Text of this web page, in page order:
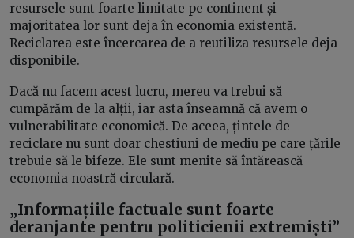
resursele sunt foarte limitate pe continent și
majoritatea lor sunt deja în economia existentă.
Reciclarea este încercarea de a reutiliza resursele deja
disponibile.
Dacă nu facem acest lucru, mereu va trebui să
cumpărăm de la alții, iar asta înseamnă că avem o
vulnerabilitate economică. De aceea, țintele de
reciclare nu sunt doar chestiuni de mediu pe care țările
trebuie să le bifeze. Ele sunt menite să întărească
economia noastră circulară.
„Informațiile factuale sunt foarte
deranjante pentru politicienii extremiști”